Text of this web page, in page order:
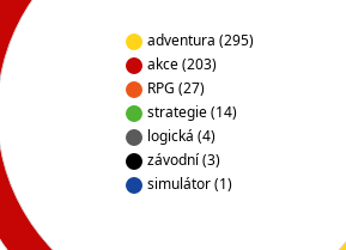
adventura (295)
akce (203)
RPG (27)
strategie (14)
logická (4)
závodní (3)
simulátor (1)